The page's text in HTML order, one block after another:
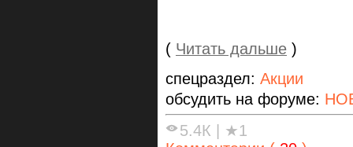
( Читать дальше )
спецраздел: Акции
обсудить на форуме:
5.4К | ★1